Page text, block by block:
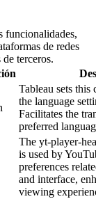
funcionalidades,
de redes
terceros.
Tableau sets
the language
Facilitates the
preferred
The yt-player-
is used by
preferences
and interface,
viewing